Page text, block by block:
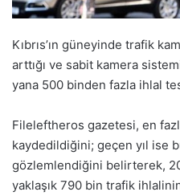
Kıbrıs’ın güneyinde trafik
arttığı ve sabit kamera
yana 500 binden fazla ihlal
Fileleftheros gazetesi, en
kaydedildiğini; geçen yıl ise
gözlemlendiğini belirterek,
yaklaşık 790 bin trafik